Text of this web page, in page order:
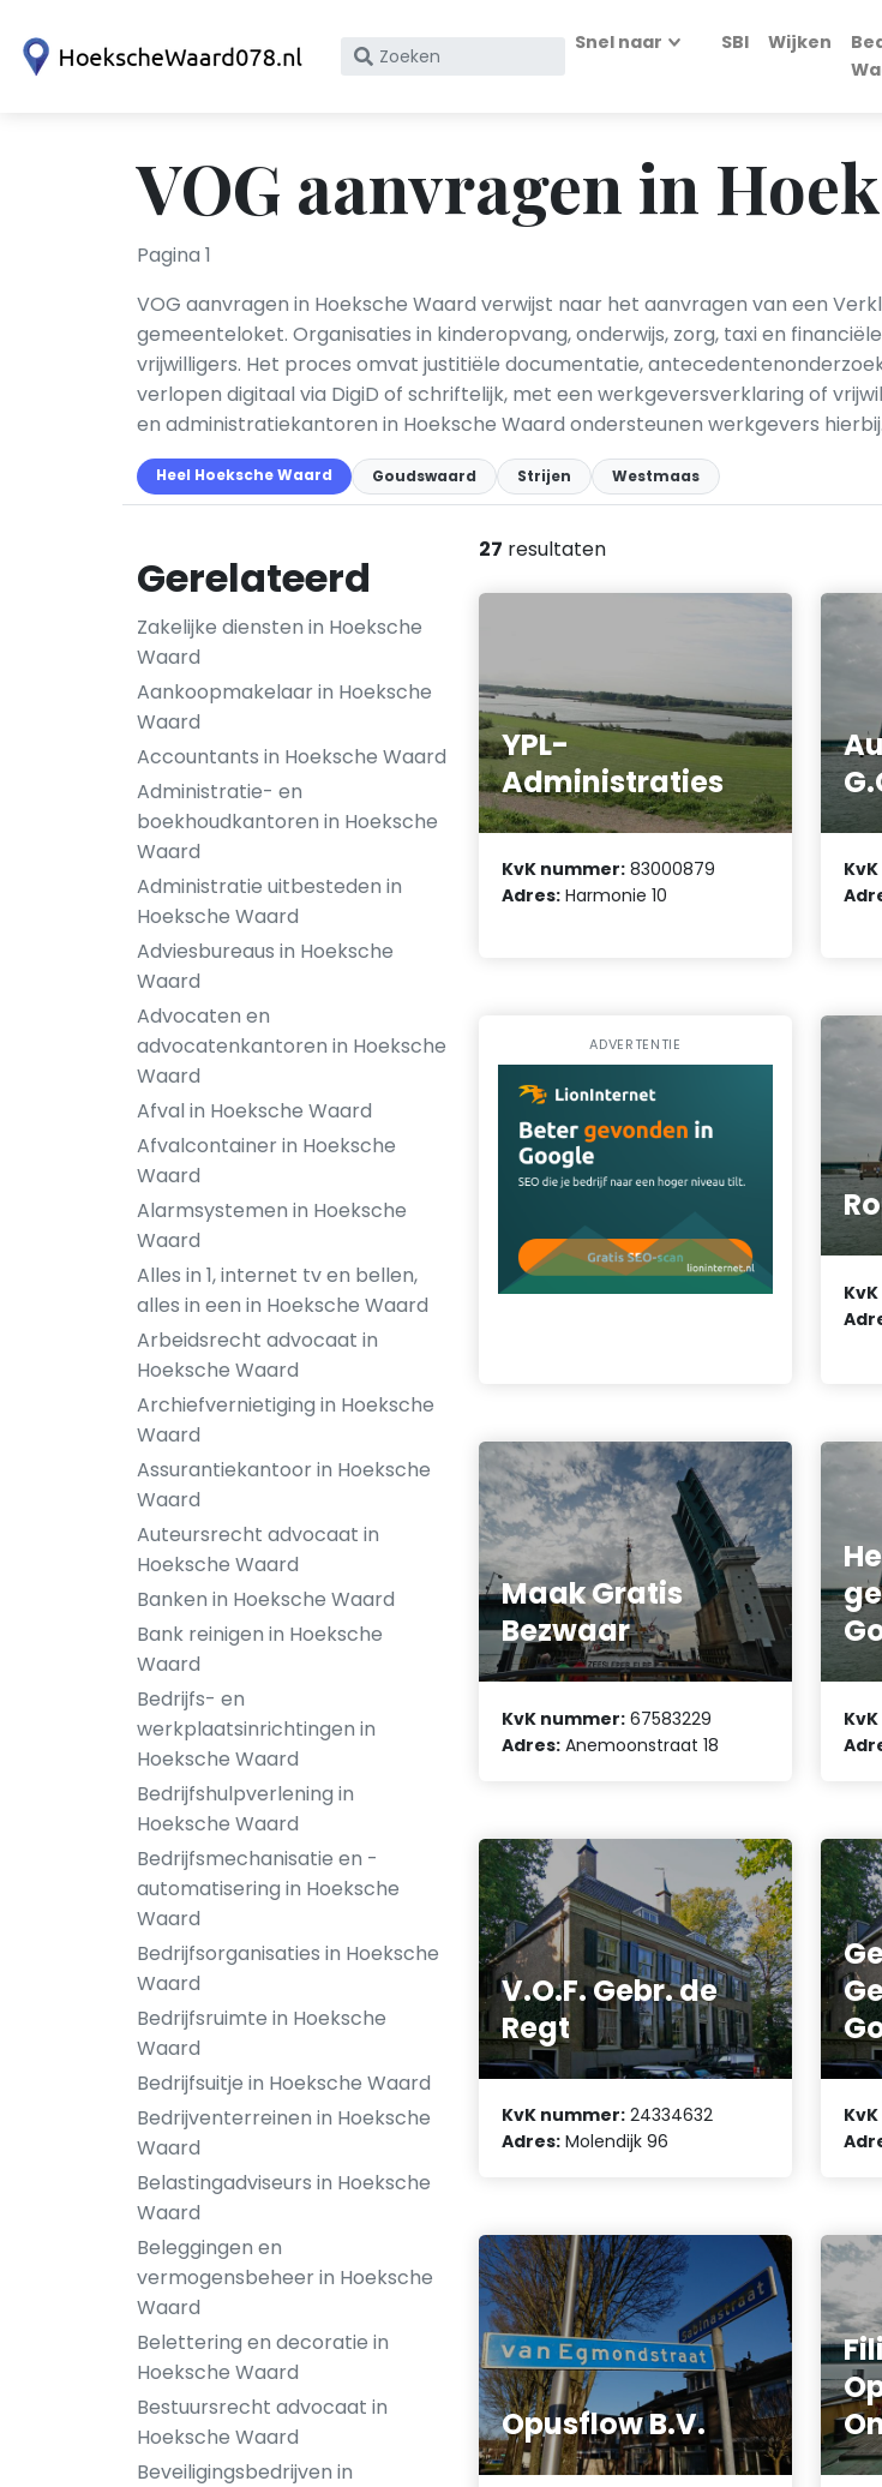
Zoek
KvK
nummer
Snel naar SBI Wijken
VOG aanvragen in
Pagina 1
VOG aanvragen in Hoeksche Waard verwijst naar het aanvragen van een
gemeenteloket. Organisaties in kinderopvang, onderwijs, zorg, taxi en
vrijwilligers. Het proces omvat justitiële documentatie,
verlopen digitaal via DigiD of schriftelijk, met een werkgeversverklaring of
en administratiekantoren in Hoeksche Waard ondersteunen werkgevers hierbij.
Heel Hoeksche Waard Goudswaard Strijen Westmaas
Gerelateerd
Zakelijke diensten in Hoeksche
Waard
Aankoopmakelaar in Hoeksche
Waard
Accountants in Hoeksche Waard
Administratie- en
boekhoudkantoren in Hoeksche
Waard
Administratie uitbesteden in
Hoeksche Waard
Adviesbureaus in Hoeksche
Waard
Advocaten en
advocatenkantoren in Hoeksche
Waard
Afval in Hoeksche Waard
Afvalcontainer in Hoeksche
Waard
Alarmsystemen in Hoeksche
Waard
Alles in 1, internet tv en bellen,
alles in een in Hoeksche Waard
Arbeidsrecht advocaat in
Hoeksche Waard
Archiefvernietiging in Hoeksche
Waard
Assurantiekantoor in Hoeksche
Waard
Auteursrecht advocaat in
Hoeksche Waard
Banken in Hoeksche Waard
Bank reinigen in Hoeksche
Waard
Bedrijfs- en
werkplaatsinrichtingen in
Hoeksche Waard
Bedrijfshulpverlening in
Hoeksche Waard
Bedrijfsmechanisatie en -
automatisering in Hoeksche
Waard
Bedrijfsorganisaties in Hoeksche
Waard
Bedrijfsruimte in Hoeksche
Waard
Bedrijfsuitje in Hoeksche Waard
Bedrijventerreinen in Hoeksche
Waard
Belastingadviseurs in Hoeksche
Waard
Beleggingen en
vermogensbeheer in Hoeksche
Waard
Belettering en decoratie in
Hoeksche Waard
Bestuursrecht advocaat in
Hoeksche Waard
Beveiligingsbedrijven in
27 resultaten
YPL-
Administraties
KvK nummer: 83000879
Adres: Harmonie 10
ADVERTENTIE
Maak Gratis
Bezwaar
KvK nummer: 67583229
Adres: Anemoonstraat 18
V.O.F. Gebr. de
Regt
KvK nummer: 24334632
Adres: Molendijk 96
Opusflow B.V.